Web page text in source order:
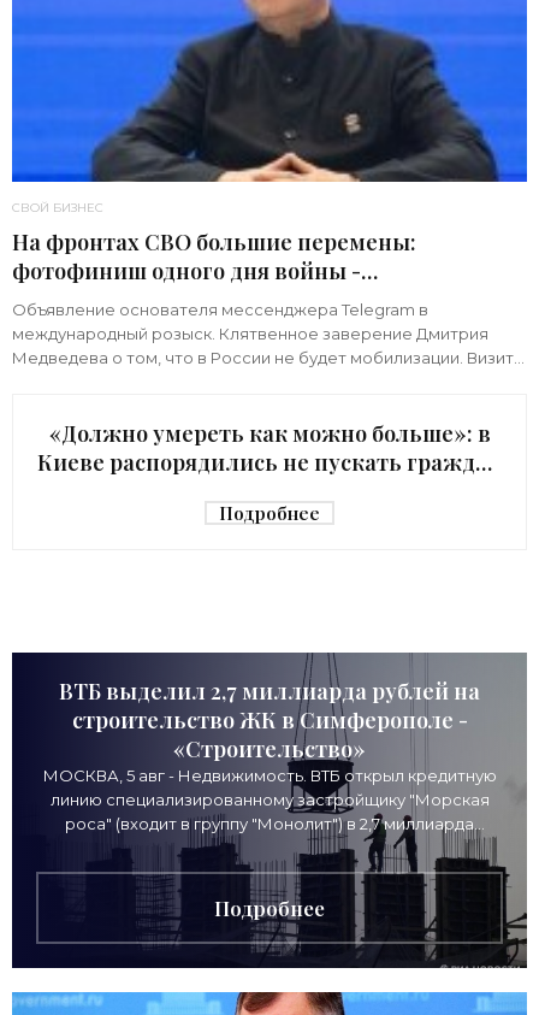
СВОЙ БИЗНЕС
На фронтах СВО большие перемены:
фотофиниш одного дня войны -
«Недвижимость»
Объявление основателя мессенджера Telegram в
международный розыск. Клятвенное заверение Дмитрия
Медведева о том, что в России не будет мобилизации. Визит
«Должно умереть как можно больше»: в
Киеве распорядились не пускать граждан
Подробнее
ВТБ выделил 2,7 миллиарда рублей на
строительство ЖК в Симферополе -
«Строительство»
МОСКВА, 5 авг - Недвижимость. ВТБ открыл кредитную
линию специализированному застройщику "Морская
роса" (входит в группу "Монолит") в 2,7 миллиарда
рублей для
Подробнее